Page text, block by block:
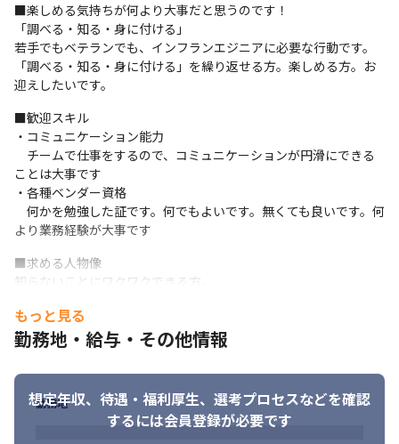
■楽しめる気持ちが何より大事だと思うのです！
「調べる・知る・身に付ける」
若手でもベテランでも、インフランエジニアに必要な行動です。
「調べる・知る・身に付ける」を繰り返せる方。楽しめる方。お
迎えしたいです。
■歓迎スキル
・コミュニケーション能力
チームで仕事をするので、コミュニケーションが円滑にできる
ことは大事です
・各種ベンダー資格
何かを勉強した証です。何でもよいです。無くても良いです。何
より業務経験が大事です
■求める人物像
知らないことにワクワクできる方。
敵だと思います。
当社の案件は1つ1つ内容が違います。ベテランでも「うーむ」と
「それをやり遂げた時はたまらなく嬉しいんだよね」とニヤっと
笑える、
そんな「オタク集団」へぜひ！
もっと見る
勤務地・給与・その他情報
想定年収、待遇・福利厚生、 選考プロセスなどを確認
するには会員登録が必要です
勤務地